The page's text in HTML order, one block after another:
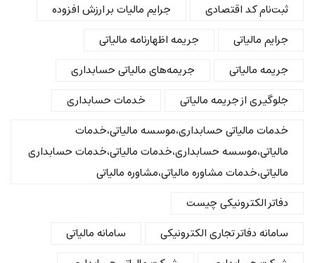
ثبت‌نام کد اقتصادی
جرایم مالیات بر ارزش افزوده
جرایم مالیاتی
جریمه اظهارنامه مالیاتی
جریمه مالیاتی
جریمه‌های مالیاتی حسابداری
جلوگیری از جریمه مالیاتی
خدمات حسابداری
خدمات مالیاتی حسابداری،موسسه مالیاتی،خدمات
مالیاتی،موسسه حسابداری،خدمات مالیاتی،خدمات حسابداری
مالیاتی،خدمات مشاوره مالیاتی،مشاوره مالیاتی
دفاتر الکترونیکی چیست
سامانه دفاتر تجاری الکترونیکی
سامانه مالیاتی